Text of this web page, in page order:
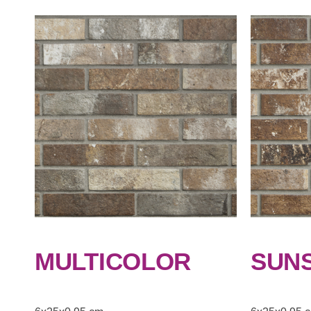
MULTICOLOR